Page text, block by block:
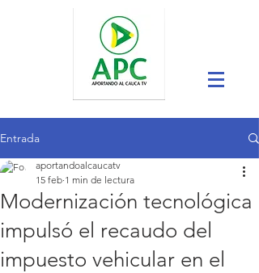
Entrada
Modernización tecnológica
impulsó el recaudo del
impuesto vehicular en el
aportandoalcaucatv
15 feb 1 min de lectura